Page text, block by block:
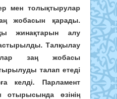
мен толықтырулар
жобасын қарады.
жинақтарын алу
Талқылау
заң жобасы
талап етеді
келді. Парламент
өзінің